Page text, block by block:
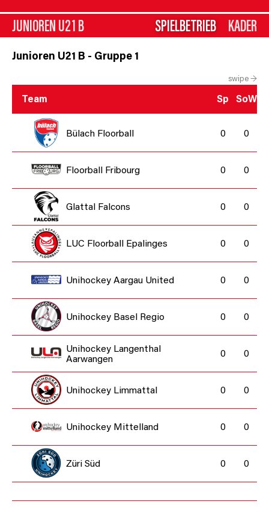
JUNIOREN U21 B SPIELBETRIEB KADER
Junioren U21 B - Gruppe 1
swipe →
Team Sp SoW
Bülach Floorball 0 0
Floorball Fribourg 0 0
Glattal Falcons 0 0
LUC Floorball Epalinges 0 0
Unihockey Aargau United 0 0
Unihockey Basel Regio 0 0
Unihockey Langenthal
Aarwangen
0 0
Unihockey Limmattal 0 0
Unihockey Mittelland 0 0
Züri Süd 0 0